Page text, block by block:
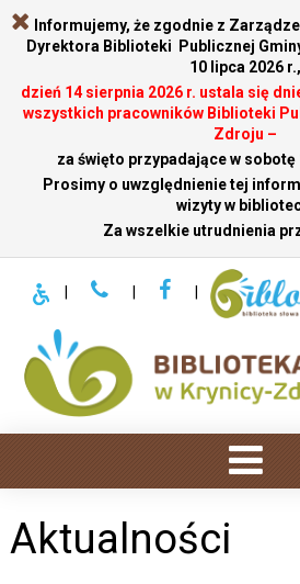
Informujemy, że zgodnie z
Dyrektora Biblioteki Publicznej
10 lipca 2026 r.,
dzień 14 sierpnia 2026 r. ustala się
wszystkich pracowników Biblioteki
Zdroju –
za święto przypadające w sobotę
Prosimy o uwzględnienie tej
wizyty w
Za wszelkie utrudnienia
Aktualności